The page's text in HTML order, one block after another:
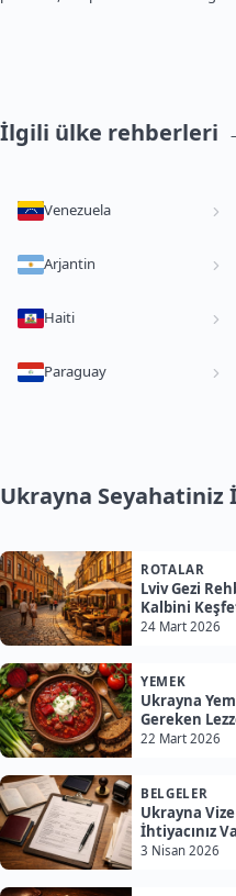
İlgili ülke rehberleri
Venezuela
Arjantin
Haiti
Paraguay
Ukrayna Seyahatiniz
ROTALAR
Lviv Gezi
Kalbini
24 Mart 2026
YEMEK
Ukrayna
Gereken
22 Mart 2026
BELGELER
Ukrayna
İhtiyacınız
3 Nisan 2026